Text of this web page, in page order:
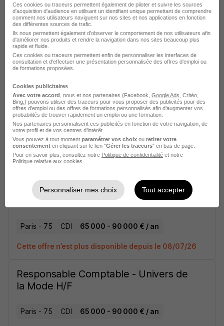
Responsable Paies - Univers de la
Mode H/F
Paris - 75 CDI 40 000 - 50 000 € / an
Contrôleur Financier Univers Agence
de Publicité - Médias H/F
Paris - 75 CDI 60 000 - 75 000 € / an
Cette offre n’est plus disponible depuis le 08/07/26
Responsable Comptable - Univers de
la Mode H/F
Paris - 75 CDI 65 000 - 90 000 € / an
Cette offre n’est plus disponible depuis le 08/07/26
Responsable Comptable - Univers de
la Mode H/F
Paris - 75 CDI 65 000 - 90 000 € / an
Ces cookies ou traceurs permettent également de piloter et suivre les sources
d'acquisition d'audience en utilisant un identifiant unique permettant de comprendre
comment nos utilisateurs naviguent sur nos sites et nos applications en fonction
des différentes sources de trafic.
Ils nous permettent également d’observer le comportement de nos utilisateurs afin
d'améliorer nos produits et rendre la navigation dans nos sites beaucoup plus
rapide et fluide.
Ces cookies ou traceurs permettent enfin de personnaliser les interfaces de
consultation et d'effectuer une présentation personnalisée des offres d'emploi ou
de formations proposées.
Cookies publicitaires
Avec votre accord , nous et nos partenaires (Facebook, Google Ads , Critéo,
Bing,) pouvons utiliser des traceurs pour vous proposer des publicités pour des
offres d’emploi ou des offres de formations personnalisés afin d’augmenter vos
probabilités de trouver rapidement un emploi ou une formation.
Nos partenaires personnalisent ces publicités en fonction de votre navigation, de
votre profil et de vos centres d’intérêt.
Vous pouvez à tout moment paramétrer vos choix ou retirer votre
consentement en cliquant sur le lien "Gérer les traceurs" en bas de page.
Pour en savoir plus, consultez notre Politique de confidentialité et notre
Politique relative aux cookies
Personnaliser mes choix Tout accepter